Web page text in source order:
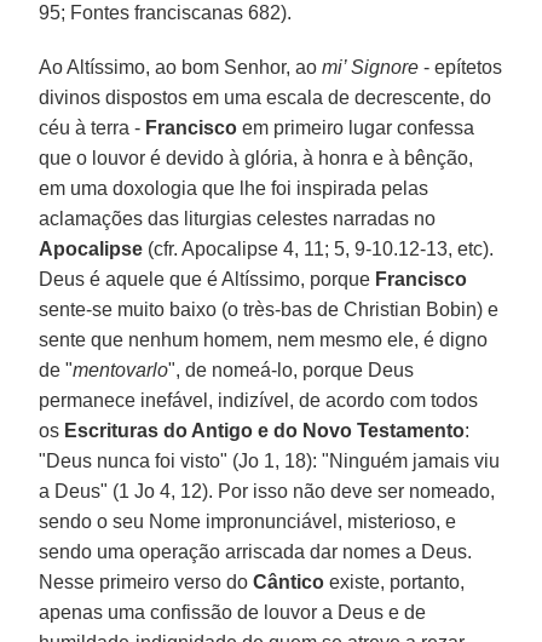
95; Fontes franciscanas 682).
Ao Altíssimo, ao bom Senhor, aomi’ Signore - epítetos
divinos dispostos em uma escala de decrescente, do
céu à terra - Francisco em primeiro lugar confessa
que o louvor é devido à glória, à honra e à bênção,
em uma doxologia que lhe foi inspirada pelas
aclamações das liturgias celestes narradas no
Apocalipse (cfr. Apocalipse 4, 11; 5, 9-10.12-13, etc).
Deus é aquele que é Altíssimo, porque Francisco
sente-se muito baixo (o très-bas de Christian Bobin) e
sente que nenhum homem, nem mesmo ele, é digno
de "mentovarlo", de nomeá-lo, porque Deus
permanece inefável, indizível, de acordo com todos
os Escrituras do Antigo e do Novo Testamento:
"Deus nunca foi visto" (Jo 1, 18): "Ninguém jamais viu
a Deus" (1 Jo 4, 12). Por isso não deve ser nomeado,
sendo o seu Nome impronunciável, misterioso, e
sendo uma operação arriscada dar nomes a Deus.
Nesse primeiro verso doCântico existe, portanto,
apenas uma confissão de louvor a Deus e de